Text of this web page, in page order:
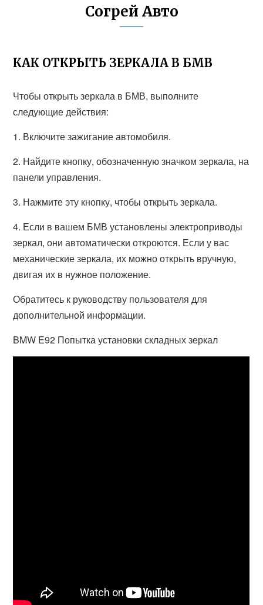
Согрей Авто
КАК ОТКРЫТЬ ЗЕРКАЛА В БМВ
Чтобы открыть зеркала в БМВ, выполните
следующие действия:
1. Включите зажигание автомобиля.
2. Найдите кнопку, обозначенную значком зеркала, на
панели управления.
3. Нажмите эту кнопку, чтобы открыть зеркала.
4. Если в вашем БМВ установлены электроприводы
зеркал, они автоматически откроются. Если у вас
механические зеркала, их можно открыть вручную,
двигая их в нужное положение.
Обратитесь к руководству пользователя для
дополнительной информации.
BMW E92 Попытка установки складных зеркал